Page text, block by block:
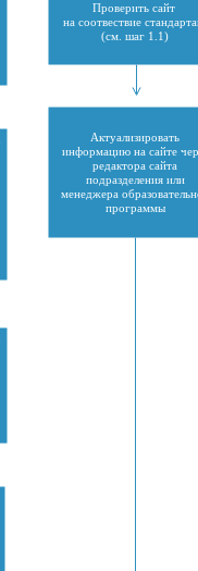
Проверить сайт
на соотвествие
(см. шаг 1.1)
Актуализировать
информацию на сайте
редактора сайта
подразделения или
менеджера
программы